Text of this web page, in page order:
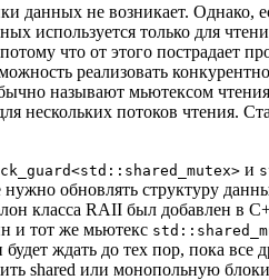
данных не возникает.
используется только для
что от этого пострадает
реализовать
называют мьютексом
нескольких потоков чтения.
и
обновлять структуру
класса RAII был добавлен в
и тот же мьютекс
ждать до тех пор, пока
shared или монопольную